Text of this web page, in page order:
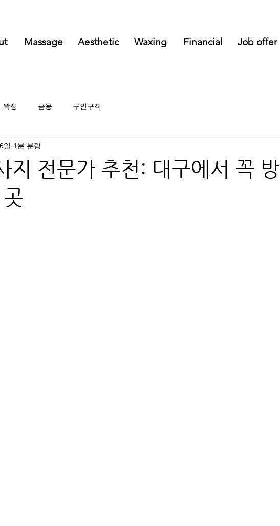
Massage Aesthetic Waxing Financial Job offer
왁싱 금융 구인구직
지 전문가 추천: 대구에서 꼭 방
일 1분 분량